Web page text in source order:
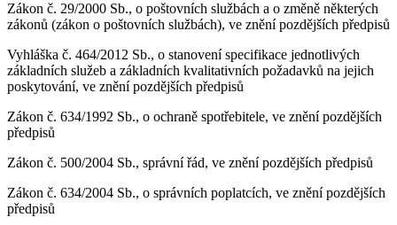
Zákon č. 29/2000 Sb., o poštovních službách a o změně některých
zákonů (zákon o poštovních službách), ve znění pozdějších předpisů
Vyhláška č. 464/2012 Sb., o stanovení specifikace jednotlivých
základních služeb a základních kvalitativních požadavků na jejich
poskytování, ve znění pozdějších předpisů
Zákon č. 634/1992 Sb., o ochraně spotřebitele, ve znění pozdějších
předpisů
Zákon č. 500/2004 Sb., správní řád, ve znění pozdějších předpisů
Zákon č. 634/2004 Sb., o správních poplatcích, ve znění pozdějších
předpisů